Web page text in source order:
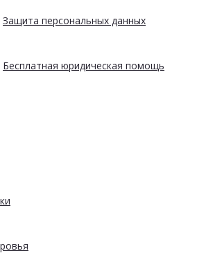
Защита персональных данных
Бесплатная юридическая помощь